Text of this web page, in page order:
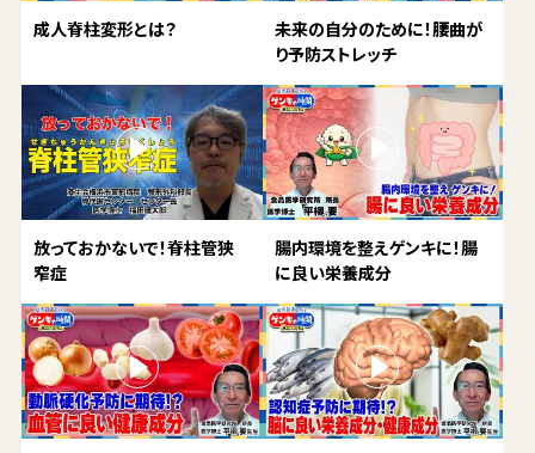
成人脊柱変形とは？
未来の自分のために！腰曲が
り予防ストレッチ
放っておかないで！脊柱管狭
窄症
腸内環境を整えゲンキに！腸
に良い栄養成分